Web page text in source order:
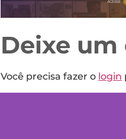
Deixe
Você precisa fazer o login